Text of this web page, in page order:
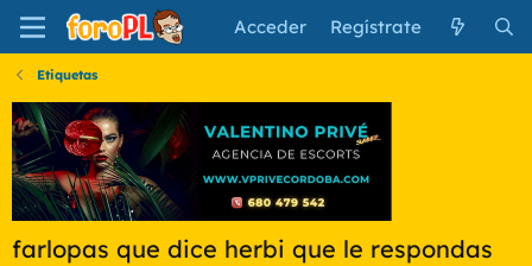
Acceder Regístrate
Etiquetas
farlopas que dice herbi que le respondas